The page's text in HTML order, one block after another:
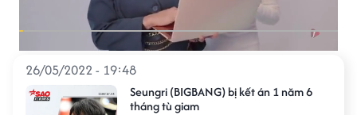
26/05/2022 - 19:48
Seungri (BIGBANG) bị kết án 1 năm 6
tháng tù giam